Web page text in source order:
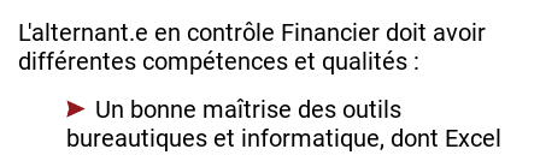
L'alternant.e en contrôle Financier doit avoir
différentes compétences et qualités :
Un bonne maîtrise des outils
bureautiques et informatique, dont Excel